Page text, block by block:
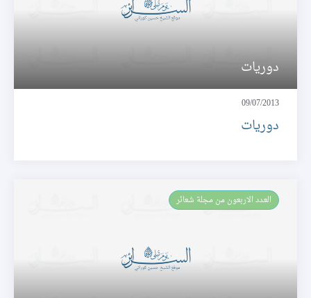
دوريات
09/07/2013
دوريات
العـدد الاربعون من مجلة شعائر